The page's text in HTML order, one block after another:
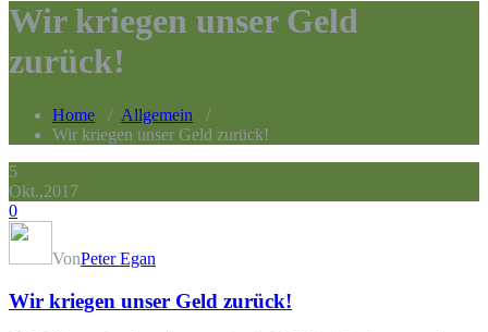
Wir kriegen unser Geld
zurück!
Home / Allgemein /
Wir kriegen unser Geld zurück!
5
Okt.,2017
0
VonPeter Egan
Wir kriegen unser Geld zurück!